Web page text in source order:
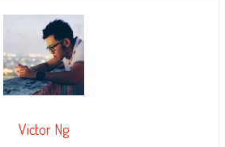
Victor Ng